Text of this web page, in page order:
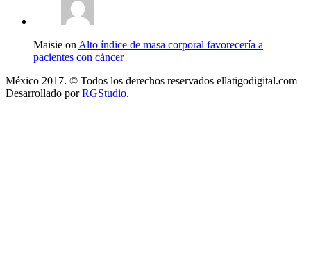
Maisie on Alto índice de masa corporal favorecería a
pacientes con cáncer
México 2017. © Todos los derechos reservados ellatigodigital.com ||
Desarrollado porRGStudio.